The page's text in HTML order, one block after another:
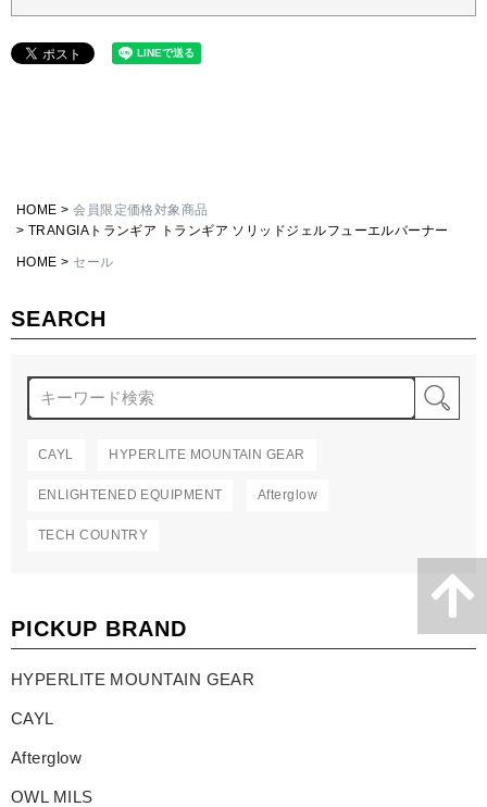
SEARCH
CAYL HYPERLITE MOUNTAIN GEAR
ENLIGHTENED EQUIPMENT Afterglow
TECH COUNTRY
PICKUP BRAND
HYPERLITE MOUNTAIN GEAR
CAYL
Afterglow
OWL MILS
HOME
会員限定価格対象商品
TRANGIAトランギア トランギア ソリッドジェルフューエルバーナー
HOME セール